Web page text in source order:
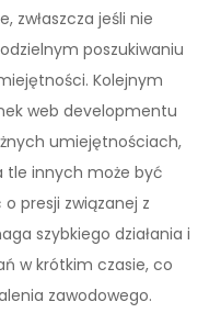
zwłaszcza jeśli nie
poszukiwaniu
Kolejnym
web developmentu
umiejętnościach,
tle innych może być
presji związanej z
szybkiego działania i
w krótkim czasie, co
zawodowego.